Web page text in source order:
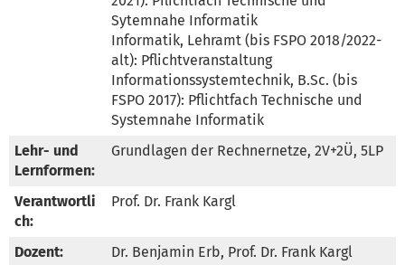
Sytemnahe Informatik
Informatik, Lehramt (bis FSPO 2018/2022-
alt): Pflichtveranstaltung
Informationssystemtechnik, B.Sc. (bis
FSPO 2017): Pflichtfach Technische und
Systemnahe Informatik
Lehr- und
Lernformen:
Grundlagen der Rechnernetze, 2V+2Ü, 5LP
Verantwortli
ch:
Prof. Dr. Frank Kargl
Dozent: Dr. Benjamin Erb, Prof. Dr. Frank Kargl